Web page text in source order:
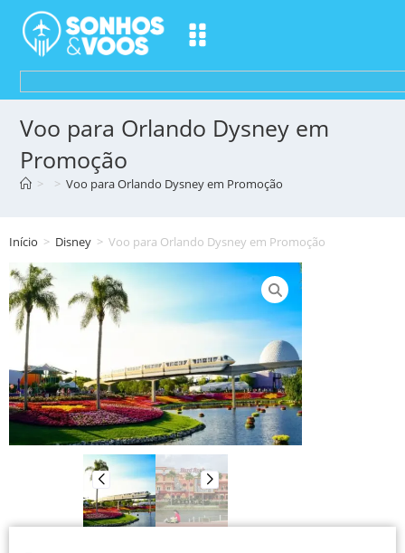
Voo para Orlando Dysney em
Promoção
> > Voo para Orlando Dysney em Promoção
Início > Disney > Voo para Orlando Dysney em Promoção